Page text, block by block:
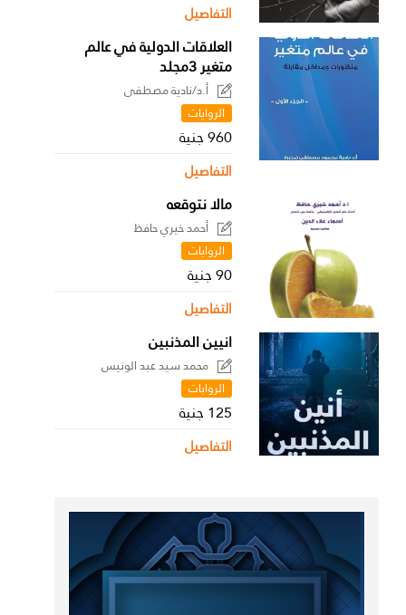
التفاصيل
العلاقات الدولية في عالم
متغير 3مجلد
أ.د/نادية مصطفى
الروايات
960 جنية
التفاصيل
مالا نتوقعه
أحمد خيري حافظ
الروايات
90 جنية
التفاصيل
انيين المذنبين
محمد سيد عبد الونيس
الروايات
125 جنية
التفاصيل